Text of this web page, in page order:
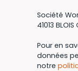
Société
41013 BLOIS
Pour en
données
notre